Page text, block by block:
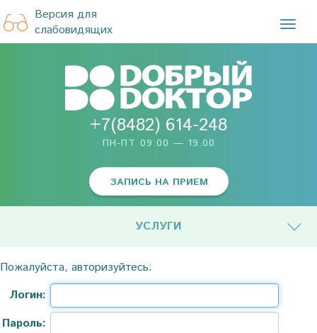
Версия для
слабовидящих
+7(8482) 614-248
ПН-ПТ 09:00 — 19.00
ЗАПИСЬ НА ПРИЕМ
УСЛУГИ
Пожалуйста, авторизуйтесь:
Логин:
Пароль: